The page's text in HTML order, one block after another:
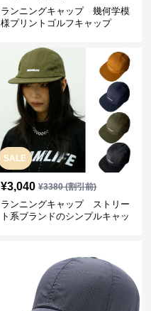
ランニングキャップ 幾何学模
様プリントゴルフキャップ
SALE
¥3,040 ¥3380(割引前)
ランニングキャップ ストリー
ト系ブランドのシンプルキャッ